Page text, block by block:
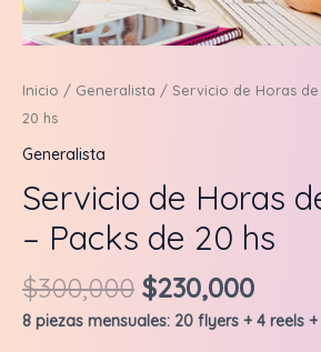
Inicio / Generalista / Servicio de Horas de
20 hs
Generalista
Servicio de Horas
– Packs de 20 hs
$300,000 Original
price
$230,000
price
8 piezas mensuales: 20 flyers + 4 reels